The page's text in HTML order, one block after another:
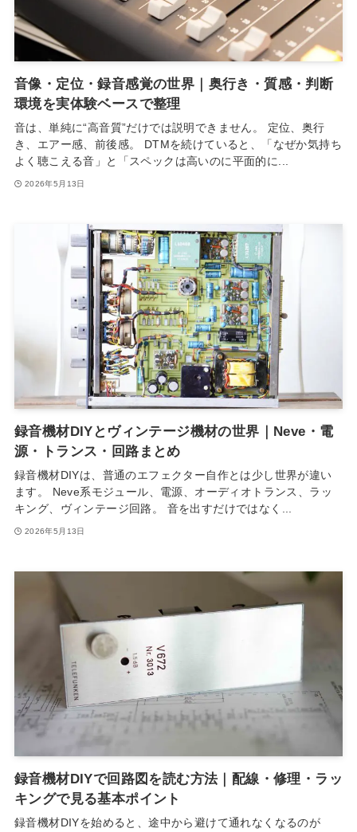
音像・定位・録音感覚の世界｜奥行き・質感・判断
環境を実体験ベースで整理
音は、単純に“高音質”だけでは説明できません。 定位、奥行
き、エアー感、前後感。 DTMを続けていると、「なぜか気持ち
よく聴こえる音」と「スペックは高いのに平面的に...
2026年5月13日
録音機材DIYとヴィンテージ機材の世界｜Neve・電
源・トランス・回路まとめ
録音機材DIYは、普通のエフェクター自作とは少し世界が違い
ます。 Neve系モジュール、電源、オーディオトランス、ラッ
キング、ヴィンテージ回路。 音を出すだけではなく...
2026年5月13日
録音機材DIYで回路図を読む方法｜配線・修理・ラッ
キングで見る基本ポイント
録音機材DIYを始めると、途中から避けて通れなくなるのが